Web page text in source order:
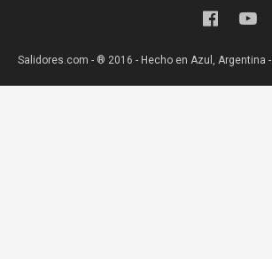
Salidores.com - ® 2016 - Hecho en Azul, Argentina -